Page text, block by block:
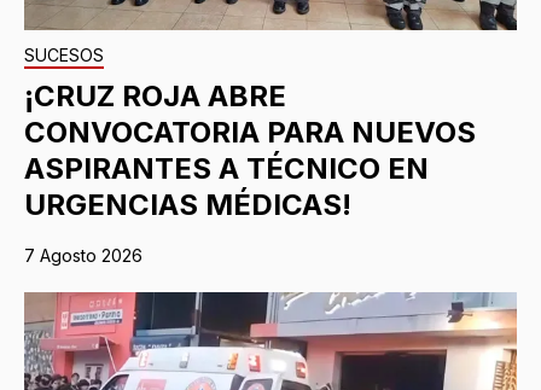
SUCESOS
¡CRUZ ROJA ABRE
CONVOCATORIA PARA NUEVOS
ASPIRANTES A TÉCNICO EN
URGENCIAS MÉDICAS!
7 Agosto 2026